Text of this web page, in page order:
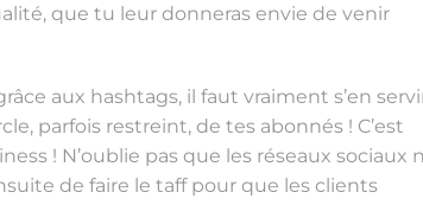
que tu leur donneras envie de venir
aux hashtags, il faut vraiment s’en
parfois restreint, de tes abonnés ! C’est
! N’oublie pas que les réseaux sociaux
de faire le taff pour que les clients